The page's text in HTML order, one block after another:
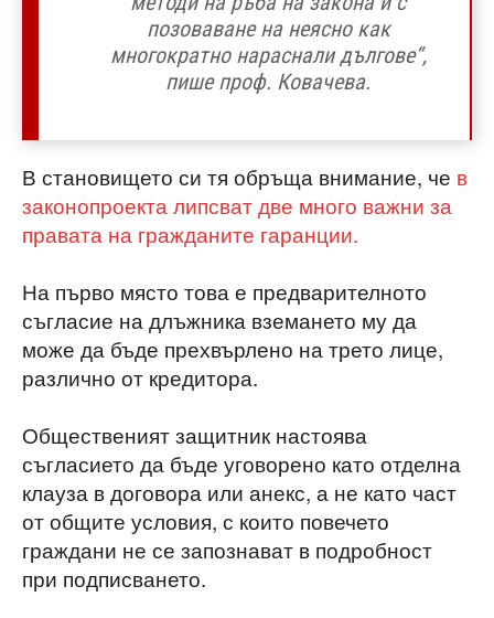
позоваване на неясно как
многократно нараснали дългове“,
пише проф. Ковачева.
В становището си тя обръща внимание, че в
законопроекта липсват две много важни за
правата на гражданите гаранции.
На първо място това е предварителното
съгласие на длъжника вземането му да
може да бъде прехвърлено на трето лице,
различно от кредитора.
Общественият защитник настоява
съгласието да бъде уговорено като отделна
клауза в договора или анекс, а не като част
от общите условия, с които повечето
граждани не се запознават в подробност
при подписването.